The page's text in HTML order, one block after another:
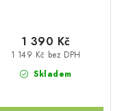
Skladem
1 149 Kč bez DPH
1 390 Kč